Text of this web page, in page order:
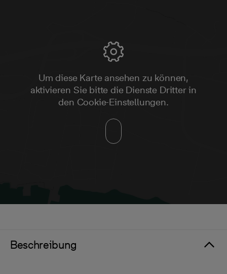
Um diese Karte ansehen zu können,
aktivieren Sie bitte die Dienste Dritter in
den Cookie-Einstellungen.
Beschreibung